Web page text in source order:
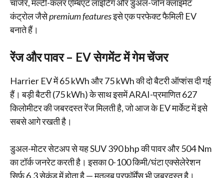
चार्जर, मल्टी-कलर एम्बिएंट लाइटिंग और डुअल-जोन क्लाइमेट
कंट्रोल जैसेpremium featuresइसे एक परफेक्ट फैमिली EV
बनाते हैं।
रेंज और पावर – EV सेगमेंट में गेम चेंजर
Harrier EV में 65 kWh और 75 kWh की दो बैटरी ऑप्शंस दी गई
हैं। बड़ी बैटरी (75 kWh) के साथ इसमें ARAI-प्रमाणित 627
किलोमीटर की जबरदस्त रेंज मिलती है, जो आज के EV मार्केट में इसे
सबसे आगे रखती है।
डुअल-मोटर सेटअप से यह SUV 390 bhp की पावर और 504 Nm
का टॉर्क जनरेट करती है। इसका 0-100 किमी/घंटा एक्सेलेरेशन
सिर्फ 6.3 सेकंड में होता है — मतलब परफॉर्मेंस भी जबरदस्त है।